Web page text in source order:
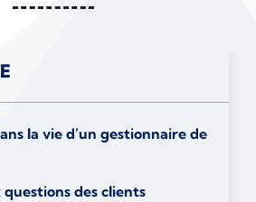
la vie d’un gestionnaire de
des clients